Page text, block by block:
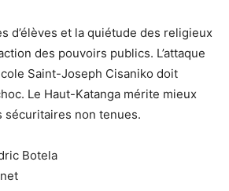
d’élèves et la quiétude des religieux
des pouvoirs publics. L’attaque
Saint-Joseph Cisaniko doit
Le Haut-Katanga mérite mieux
sécuritaires non tenues.
Botela